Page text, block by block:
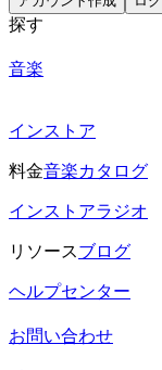
探す
音楽
インストア
料金音楽カタログ
インストアラジオ
リソースブログ
ヘルプセンター
お問い合わせ